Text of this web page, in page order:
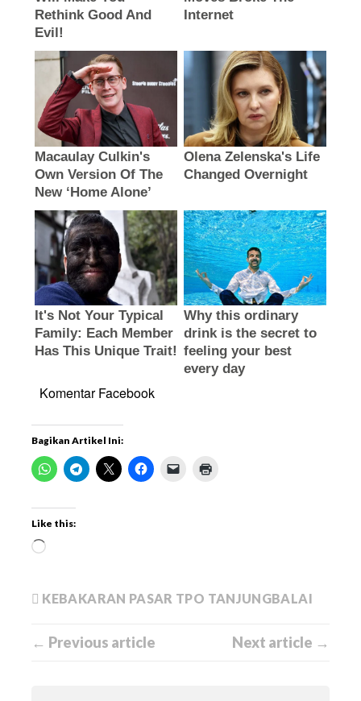
Komentar Facebook
Bagikan Artikel Ini:
Like this:
KEBAKARAN PASAR TPO TANJUNGBALAI
← Previous article Next article →